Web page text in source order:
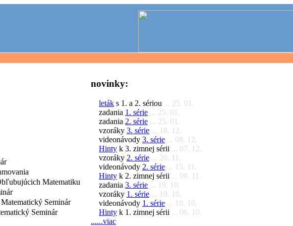
Matematiku
Seminár
Seminár
novinky:
leták s 1. a 2. sériou ... 25. 01.
zadania 1. série ... 25. 01.
zadania 2. série ... 25. 01.
vzoráky 3. série ... 18. 12.
videonávody 3. série ... 08. 12.
Hinty k 3. zimnej sérii ... 07. 12.
vzoráky 2. série ... 20. 11.
videonávody 2. série ... 15. 11.
Hinty k 2. zimnej sérii ... 09. 11.
zadania 3. série ... 19. 10.
vzoráky 1. série ... 19. 10.
videonávody 1. série ... 10. 10.
Hinty k 1. zimnej sérii ... 06. 10.
......viac